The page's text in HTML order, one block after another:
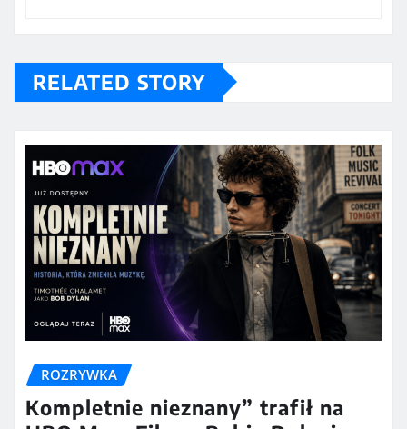
RELATED STORY
ROZRYWKA
Kompletnie nieznany” trafił na